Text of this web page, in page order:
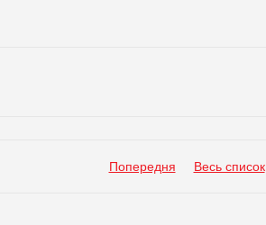
Попередня Весь список